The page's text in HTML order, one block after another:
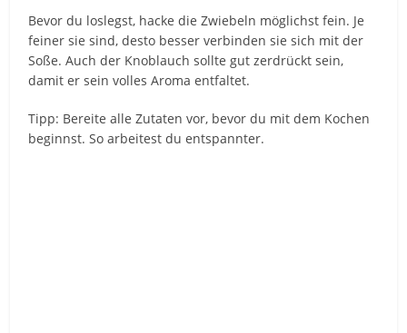
Bevor du loslegst, hacke die Zwiebeln möglichst fein. Je
feiner sie sind, desto besser verbinden sie sich mit der
Soße. Auch der Knoblauch sollte gut zerdrückt sein,
damit er sein volles Aroma entfaltet.
Tipp: Bereite alle Zutaten vor, bevor du mit dem Kochen
beginnst. So arbeitest du entspannter.